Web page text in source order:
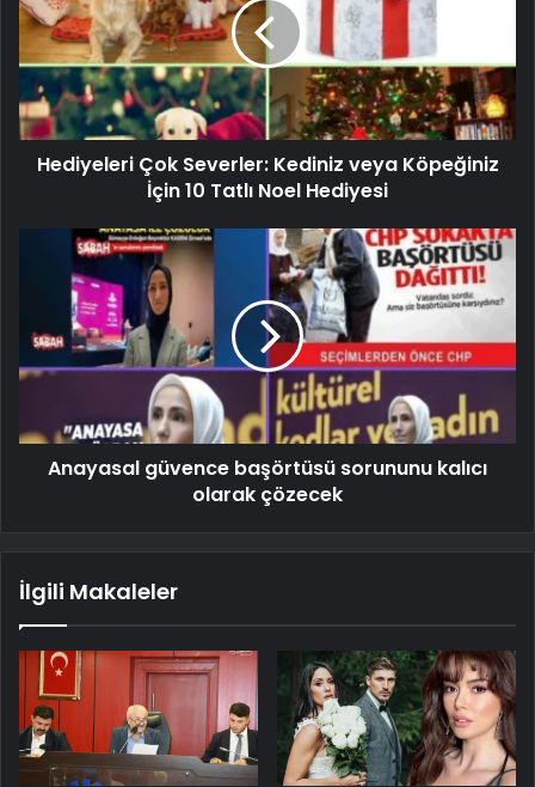
Hediyeleri Çok Severler: Kediniz veya Köpeğiniz
İçin 10 Tatlı Noel Hediyesi
Anayasal güvence başörtüsü sorununu kalıcı
olarak çözecek
İlgili Makaleler